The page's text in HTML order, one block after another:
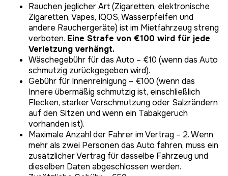
Rauchen jeglicher Art (Zigaretten, elektronische
Zigaretten, Vapes, IQOS, Wasserpfeifen und
andere Rauchergeräte) ist im Mietfahrzeug streng
verboten. Eine Strafe von €100 wird für jede
Verletzung verhängt.
Wäschegebühr für das Auto – €10 (wenn das Auto
schmutzig zurückgegeben wird).
Gebühr für Innenreinigung – €100 (wenn das
Innere übermäßig schmutzig ist, einschließlich
Flecken, starker Verschmutzung oder Salzrändern
auf den Sitzen und wenn ein Tabakgeruch
vorhanden ist).
Maximale Anzahl der Fahrer im Vertrag – 2. Wenn
mehr als zwei Personen das Auto fahren, muss ein
zusätzlicher Vertrag für dasselbe Fahrzeug und
dieselben Daten abgeschlossen werden.